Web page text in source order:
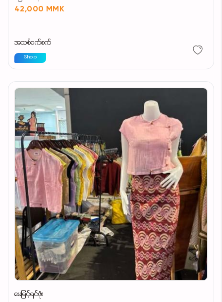
42,000 MMK
အသစ်စက်စက်
Shop
မေမြင့်ရင်ဖုံး